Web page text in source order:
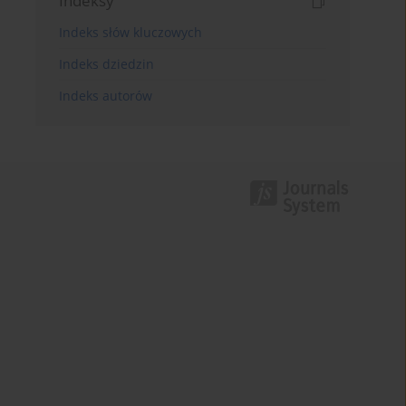
Indeks słów kluczowych
Indeks dziedzin
Indeks autorów